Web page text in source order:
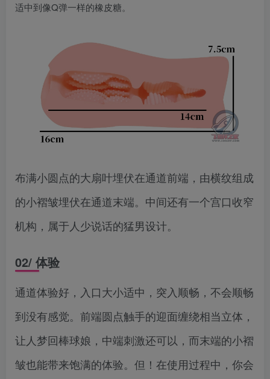
适中到像Q弹一样的橡皮糖。
布满小圆点的大扇叶埋伏在通道前端，由横纹组成
的小褶皱埋伏在通道末端。中间还有一个宫口收窄
机构，属于人少说话的猛男设计。
02/ 体验
通道体验好，入口大小适中，突入顺畅，不会顺畅
到没有感觉。前端圆点触手的迎面缠绕相当立体，
让人梦回棒球娘，中端刺激还可以，而末端的小褶
皱也能带来饱满的体验。但！在使用过程中，你会